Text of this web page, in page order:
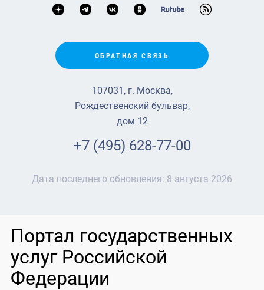
ОБРАТНАЯ СВЯЗЬ
107031, г. Москва,
Рождественский бульвар,
дом 12
+7 (495) 628-77-00
Дата последнего обновления: 8 августа 2026
Портал государственных
услуг Российской
Федерации